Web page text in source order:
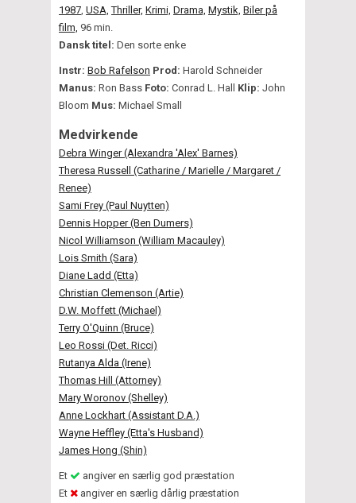
1987 USA, Thriller, Krimi, Drama, Mystik, Biler på
film, 96 min.
Dansk titel: Den sorte enke
Instr: Bob Rafelson Prod: Harold Schneider
Manus: Ron Bass Foto: Conrad L. Hall Klip: John
Bloom Mus: Michael Small
Medvirkende
Debra Winger (Alexandra 'Alex' Barnes)
Theresa Russell (Catharine / Marielle / Margaret /
Renee)
Sami Frey (Paul Nuytten)
Dennis Hopper (Ben Dumers)
Nicol Williamson (William Macauley)
Lois Smith (Sara)
Diane Ladd (Etta)
Christian Clemenson (Artie)
D.W. Moffett (Michael)
Terry O'Quinn (Bruce)
Leo Rossi (Det. Ricci)
Rutanya Alda (Irene)
Thomas Hill (Attorney)
Mary Woronov (Shelley)
Anne Lockhart (Assistant D.A.)
Wayne Heffley (Etta's Husband)
James Hong (Shin)
Et
angiver en særlig god præstation
Et
angiver en særlig dårlig præstation